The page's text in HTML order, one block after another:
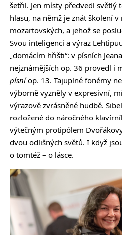
šetřil. Jen místy předvedl světlý
hlasu, na němž je znát školení
mozartovských, a jehož se
Svou inteligenci a výraz
„domácím hřišti“: v písních
nejznámějších op. 36 provedl i
písníop. 13. Tajuplné fonémy
výborně vyzněly v expresivní,
výrazově zvrásněné hudbě.
rozložené do náročného
výtečným protipólem
dvou odlišných světů. I když
o tomtéž – o lásce.